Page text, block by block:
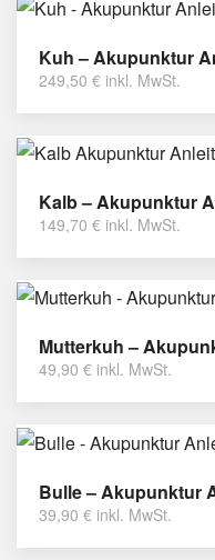
Kuh – Akupunktur
249,50 € inkl. MwSt.
Kalb – Akupunktur
149,70 € inkl. MwSt.
Mutterkuh –
49,90 € inkl. MwSt.
Bulle – Akupunktur
39,90 € inkl. MwSt.